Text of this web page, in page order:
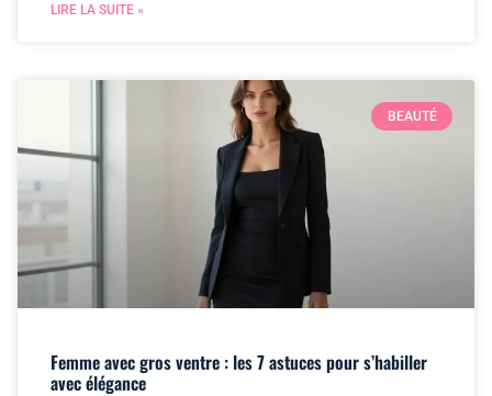
LIRE LA SUITE »
BEAUTÉ
Femme avec gros ventre : les 7 astuces pour s’habiller
avec élégance